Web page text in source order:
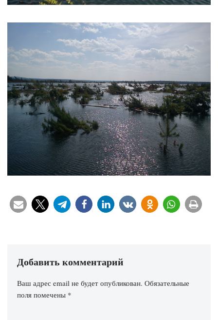
Добавить комментарий
Ваш адрес email не будет опубликован. Обязательные
поля помечены *